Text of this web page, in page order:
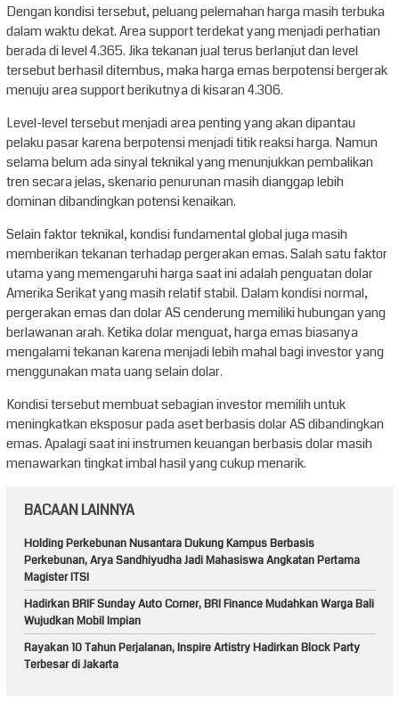
Dengan kondisi tersebut, peluang pelemahan harga masih terbuka
dalam waktu dekat. Area support terdekat yang menjadi perhatian
berada di level 4.365. Jika tekanan jual terus berlanjut dan level
tersebut berhasil ditembus, maka harga emas berpotensi bergerak
menuju area support berikutnya di kisaran 4.306.
Level-level tersebut menjadi area penting yang akan dipantau
pelaku pasar karena berpotensi menjadi titik reaksi harga. Namun
selama belum ada sinyal teknikal yang menunjukkan pembalikan
tren secara jelas, skenario penurunan masih dianggap lebih
dominan dibandingkan potensi kenaikan.
Selain faktor teknikal, kondisi fundamental global juga masih
memberikan tekanan terhadap pergerakan emas. Salah satu faktor
utama yang memengaruhi harga saat ini adalah penguatan dolar
Amerika Serikat yang masih relatif stabil. Dalam kondisi normal,
pergerakan emas dan dolar AS cenderung memiliki hubungan yang
berlawanan arah. Ketika dolar menguat, harga emas biasanya
mengalami tekanan karena menjadi lebih mahal bagi investor yang
menggunakan mata uang selain dolar.
Kondisi tersebut membuat sebagian investor memilih untuk
meningkatkan eksposur pada aset berbasis dolar AS dibandingkan
emas. Apalagi saat ini instrumen keuangan berbasis dolar masih
menawarkan tingkat imbal hasil yang cukup menarik.
BACAAN LAINNYA
Holding Perkebunan Nusantara Dukung Kampus Berbasis
Perkebunan, Arya Sandhiyudha Jadi Mahasiswa Angkatan Pertama
Magister ITSI
Hadirkan BRIF Sunday Auto Corner, BRI Finance Mudahkan Warga Bali
Wujudkan Mobil Impian
Rayakan 10 Tahun Perjalanan, Inspire Artistry Hadirkan Block Party
Terbesar di Jakarta